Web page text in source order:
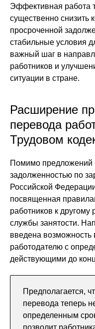
Эффективная работа
существенно снизить
просроченной
стабильные условия
важный шаг в
работников и
ситуации в стране.
Расширение
перевода
Трудовом
Помимо предложений
задолженностью по
Российской
посвященная
работников к
службы занятости.
введена возможность
работодателю с
действующими до
Предполагается,
перевода теперь
определенным
позволит